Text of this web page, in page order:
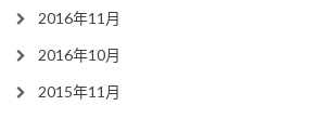
2016年11月
2016年10月
2015年11月